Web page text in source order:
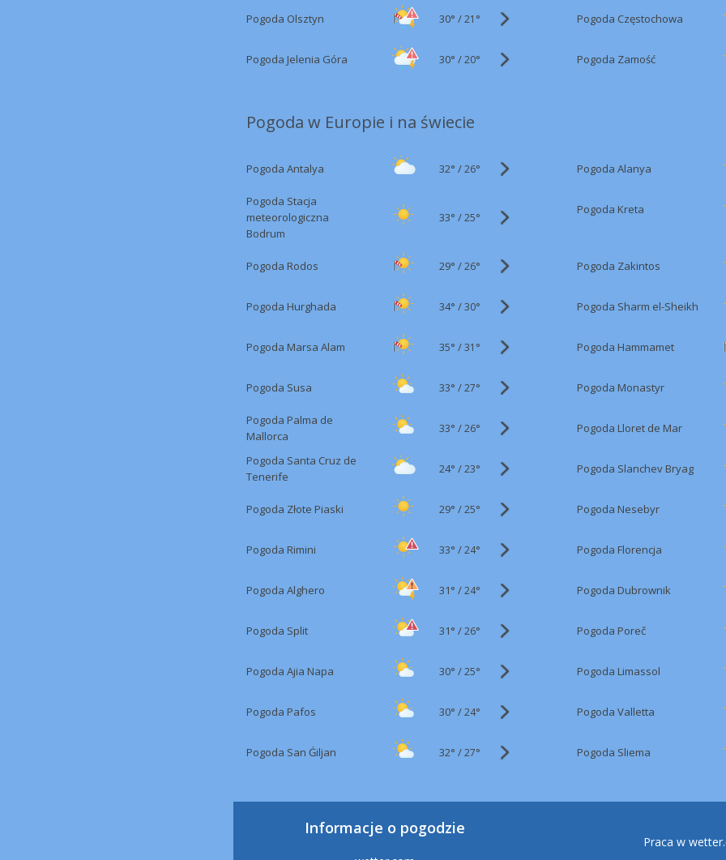
Pogoda Olsztyn 30° /21° Pogoda Częstochowa
Pogoda Jelenia Góra 30° /20° Pogoda Zamość
Pogoda w Europie i na świecie
Pogoda Antalya 32° /26° Pogoda Alanya
Pogoda Stacja
meteorologiczna
Bodrum
33° /25°
Pogoda Kreta
Pogoda Rodos 29° /26° Pogoda Zakintos
Pogoda Hurghada 34° /30° Pogoda Sharm el-Sheikh
Pogoda Marsa Alam 35° /31° Pogoda Hammamet
Pogoda Susa 33° /27° Pogoda Monastyr
Pogoda Palma de
Mallorca
33° /26° Pogoda Lloret de Mar
Pogoda Santa Cruz de
Tenerife
24° /23° Pogoda Slanchev Bryag
Pogoda Złote Piaski 29° /25° Pogoda Nesebyr
Pogoda Rimini 33° /24° Pogoda Florencja
Pogoda Alghero 31° /24° Pogoda Dubrownik
Pogoda Split 31° /26° Pogoda Poreč
Pogoda Ajia Napa 30° /25° Pogoda Limassol
Pogoda Pafos 30° /24° Pogoda Valletta
Pogoda San Ġiljan 32° /27° Pogoda Sliema
Informacje o pogodzie
Praca w